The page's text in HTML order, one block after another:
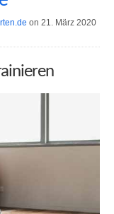
on 21. März 2020